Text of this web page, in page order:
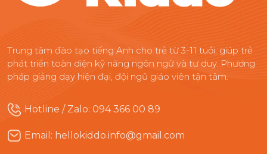
Trung tâm đào tạo tiếng Anh cho trẻ từ 3-11 tuổi, giúp trẻ
phát triển toàn diện kỹ năng ngôn ngữ và tư duy. Phương
pháp giảng dạy hiện đại, đội ngũ giáo viên tận tâm.
Hotline / Zalo: 094 366 00 89
Email: hellokiddo.info@gmail.com